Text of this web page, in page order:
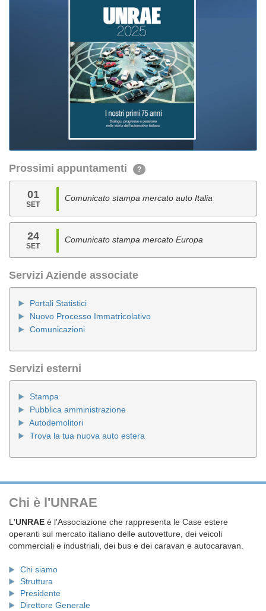
Prossimi appuntamenti ?
01
SET
Comunicato stampa mercato auto Italia
24
SET
Comunicato stampa mercato Europa
Servizi Aziende associate
Portali Statistici
Nuovo Processo Immatricolativo
Comunicazioni
Servizi esterni
Stampa
Pubblica amministrazione
Autodemolitori
Trova la tua nuova auto estera
Chi è l'UNRAE
L'UNRAE è l'Associazione che rappresenta le Case estere
operanti sul mercato italiano delle autovetture, dei veicoli
commerciali e industriali, dei bus e dei caravan e autocaravan.
Chi siamo
Struttura
Presidente
Direttore Generale